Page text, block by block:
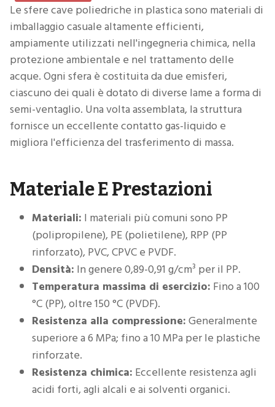
Le sfere cave poliedriche in plastica sono materiali di
imballaggio casuale altamente efficienti,
ampiamente utilizzati nell'ingegneria chimica, nella
protezione ambientale e nel trattamento delle
acque. Ogni sfera è costituita da due emisferi,
ciascuno dei quali è dotato di diverse lame a forma di
semi-ventaglio. Una volta assemblata, la struttura
fornisce un eccellente contatto gas-liquido e
migliora l'efficienza del trasferimento di massa.
Materiale E Prestazioni
Materiali: I materiali più comuni sono PP
(polipropilene), PE (polietilene), RPP (PP
rinforzato), PVC, CPVC e PVDF.
Densità: In genere 0,89-0,91 g/cm³ per il PP.
Temperatura massima di esercizio: Fino a 100
°C (PP), oltre 150 °C (PVDF).
Resistenza alla compressione:Generalmente
superiore a 6 MPa; fino a 10 MPa per le plastiche
rinforzate.
Resistenza chimica: Eccellente resistenza agli
acidi forti, agli alcali e ai solventi organici.